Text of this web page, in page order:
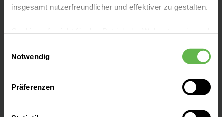
insgesamt nutzerfreundlicher und effektiver zu gestalten.
eingesetzt werden.
Es steht Ihnen frei, unsere Seite mit nur den notwendigen
Cookies zu benutzen, eine individuelle Auswahl
oder durch Auswahl von „Alle Cookies akzeptieren“ in die
Notwendig
Präferenzen
Gesundheitsmagazin